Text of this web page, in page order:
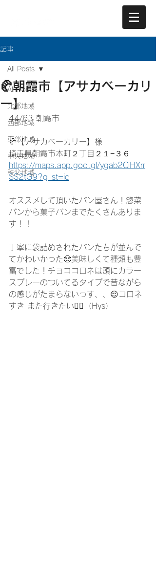
記事
All Posts
北部地域
西部地域
東部地域
中央地域
秩父地域
All Posts
🥐朝霞市【アサカベーカリ
ー】
44/63 朝霞市
🥐【アサカベーカリー】様
埼玉県朝霞市本町２丁目２１−３６
https://maps.app.goo.gl/ygab2CiHXrr
SS2tG9?g_st=ic
オススメして頂いたパン屋さん！惣菜
パンから菓子パンまでたくさんありま
す！！
丁寧に袋詰めされたパンたちが並んで
てかわいかった🥺美味しくて種類も豊
富でした！チョココロネは頭にカラー
スプレーのついてるタイプで昔ながら
の感じがたまらないっす、、😌コロネ
すき また行きたい❤️‍🔥（Hys）